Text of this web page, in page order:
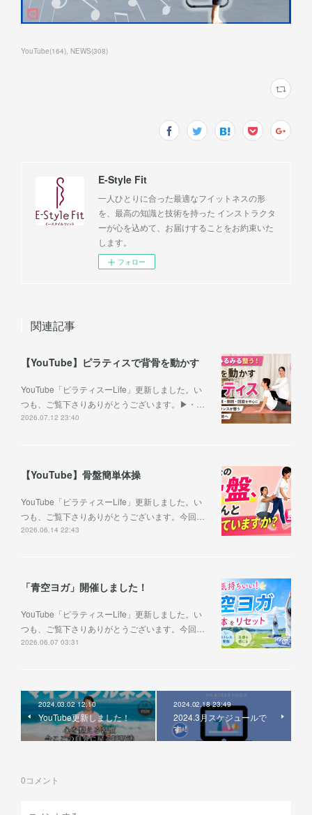
YouTube(164) NEWS(308)
E-Style Fit
一人ひとりに合った最適なフイットネスの形
を、最高の知識と技術を持った インストラクタ
ーが心を込めて、お届けすることをお約束いた
します。
フォロー
関連記事
【YouTube】ピラティスで背骨を動かす
YouTube「ピラティスーLife」更新しました。い
つも、ご覧下さりありがとうございます。▶︎・…
2026.07.12 23:40
【YouTube】骨盤簡単体操
YouTube「ピラティスーLife」更新しました。い
つも、ご覧下さりありがとうございます。今回…
2026.06.14 22:43
「青空ヨガ」開催しました！
YouTube「ピラティスーLife」更新しました。い
つも、ご覧下さりありがとうございます。今回…
2026.06.07 03:31
2024.03.02 12:10
YouTube更新しました！
2024.02.18 23:49
2024.3月スケジュールで
す！
0コメント